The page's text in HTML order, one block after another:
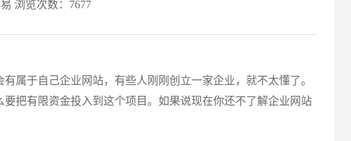
浏览次数：7677
于自己企业网站，有些人刚刚创立一家企业，就不太懂了。
把有限资金投入到这个项目。如果说现在你还不了解企业网站请输入